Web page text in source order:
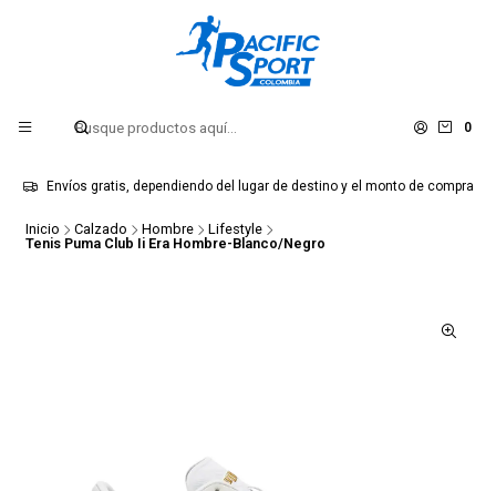
0
Envíos gratis, dependiendo del lugar de destino y el monto de compra
Inicio Calzado Hombre
Lifestyle
Tenis Puma Club Ii Era Hombre-Blanco/Negro